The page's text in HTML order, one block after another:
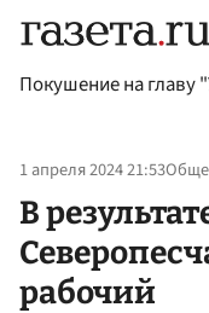
Покушение на главу
1 апреля 2024 21:53
В
рабочий